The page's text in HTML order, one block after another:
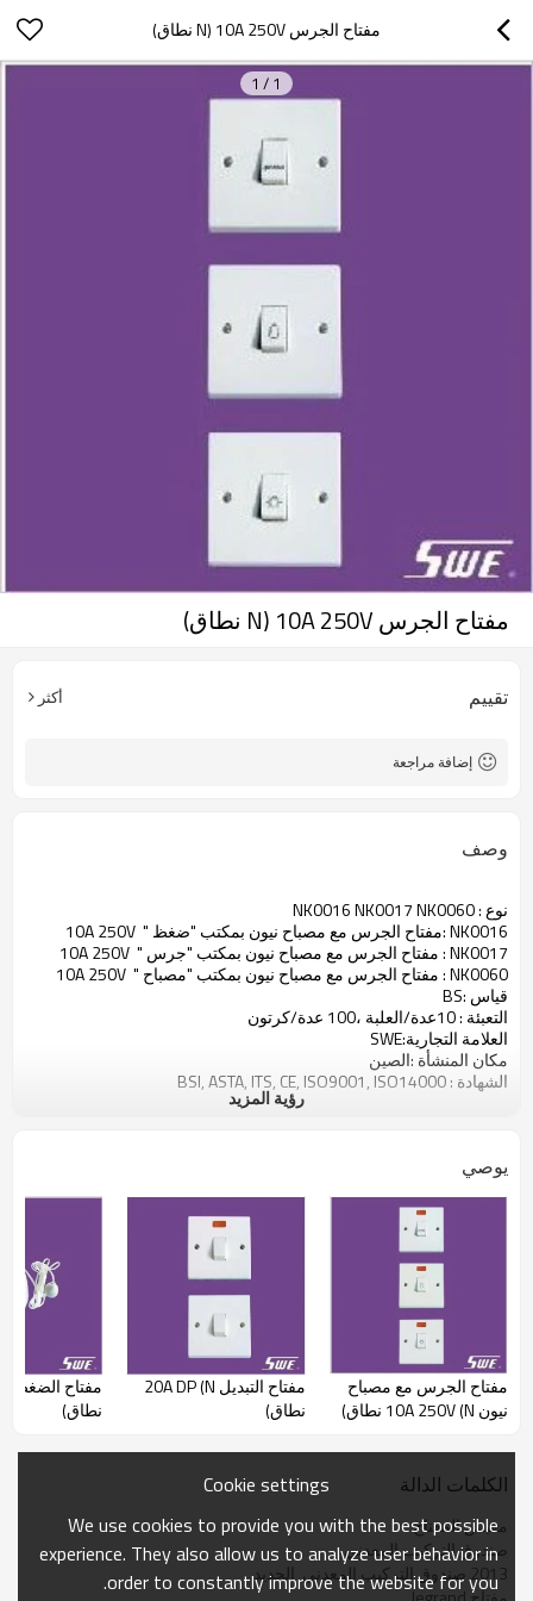
مفتاح الجرس 10A 250V (N نطاق)
1
/
1
مفتاح الجرس 10A 250V (N نطاق)
تقييم أكثر
إضافة مراجعة
وصف
نوع : NK0016 NK0017 NK0060
NK0016 :مفتاح الجرس مع مصباح نيون بمكتب "ضغظ " 10A 250V
NK0017 : مفتاح الجرس مع مصباح نيون بمكتب "جرس " 10A 250V
NK0060 : مفتاح الجرس مع مصباح نيون بمكتب "مصباح " 10A 250V
قياس :BS
التعبئة : 10عدة/العلبة ،100 عدة/كرتون
العلامة التجارية:SWE
مكان المنشأة :الصين
الشهادة : BSI, ASTA, ITS, CE, ISO9001, ISO14000
رؤية المزيد
يوصي
مفتاح الجرس مع مصباح
نيون 10A 250V (N نطاق)
مفتاح التبديل 20A DP (N
نطاق)
نطاق)
الكلمات الدالة
مقبس المفتاح
صندوق التركيب المعدني
2013 صندوق التركيب المعدني  الجديد
Cookie settings
We use cookies to provide you with the best possible
experience. They also allow us to analyze user behavior in
order to constantly improve the website for you.